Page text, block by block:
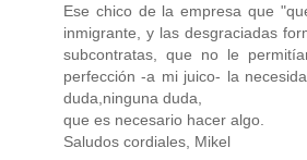
Ese chico de la empresa que
inmigrante, y las desgraciadas
subcontratas, que no le
perfección -a mi juico- la
duda,ninguna duda,
que es necesario hacer algo.
Saludos cordiales, Mikel